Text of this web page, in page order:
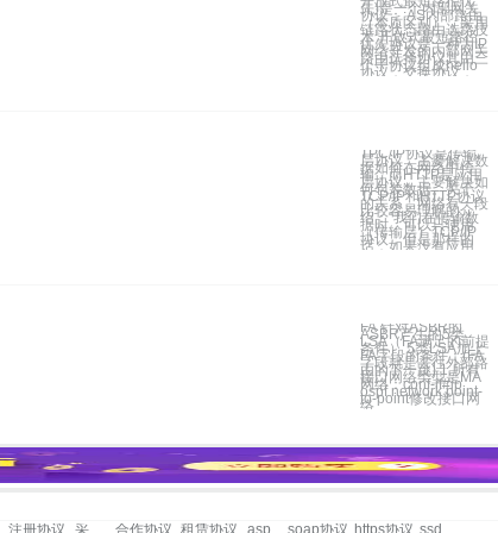
先)是一个内部网关
协议：:AS内部路由
（本质区别），采用
链路状态路由选路技
术 开放式最短路径
优先协议是一种为IP
网络开发的内部网关
路由选择协议其由三
个子协议组成hello
协议，交换协议，
TPC/IP协议是传输
层协议，主要解决数
据如何在网络中传
输，而HTTP是应用
层协议，主要解决如
何包装数据。关于
TCP/IP和HTTP协议
的关系，网络有一段
比较容易理解的介
绍：“我们在传输数
据时，可以只使用
（传输层）TCP/IP
协议，但是那样的
话，如果没有应用
FA 针对ASBR的
ASBR产生的5类
LSA（FA满足的前提
条件） 5类LSA加上
FA字段的条件：(FA
字段就是去往外部路
由的下一跳) 1.所有
接口网络类型是MA
网络：conf-if#ip
ospf network point-
to-point修改接口网
络
注册协议 采购协议 合作协议 租赁协议 soap协议 https协议